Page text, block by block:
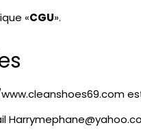
«CGU».
est